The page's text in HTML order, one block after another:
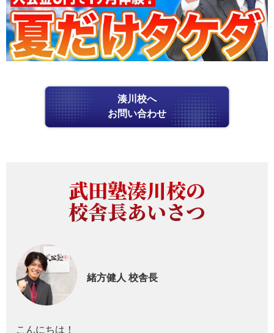
湊川校へ
お問い合わせ
武田塾湊川校の
校舎長あいさつ
緒方健人 校舎長
こんにちは！